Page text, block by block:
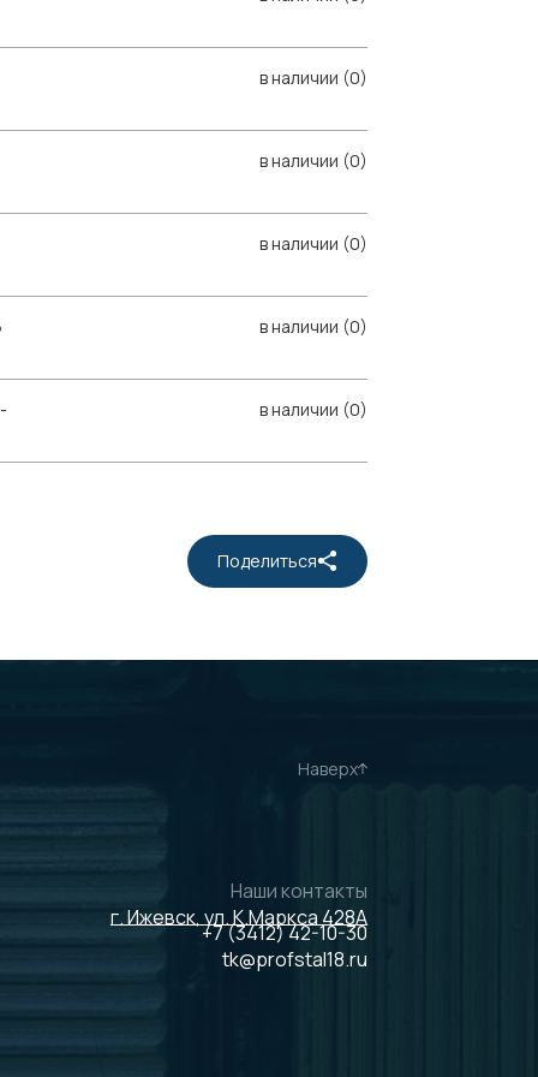
в наличии (0)
в наличии (0)
в наличии (0)
в наличии (0)
в наличии (0)
Поделиться
Наверх
Наши контакты
г. Ижевск, ул. К.Маркса 428А
+7 (3412) 42-10-30
tk@profstal18.ru